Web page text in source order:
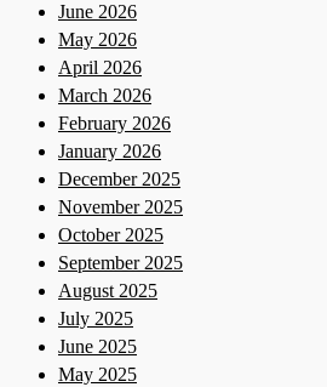
June 2026
May 2026
April 2026
March 2026
February 2026
January 2026
December 2025
November 2025
October 2025
September 2025
August 2025
July 2025
June 2025
May 2025